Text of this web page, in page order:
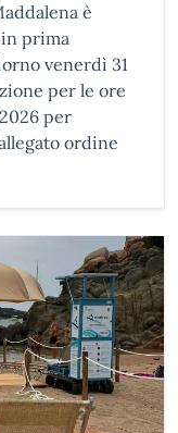
è
prima
venerdì 31
per le ore
per
ordine